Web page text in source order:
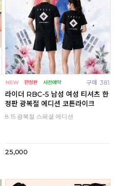
구매 381
라이더 RBC-5 남성 여성 티셔츠 한
정판 광복절 에디션 코튼라이크
8.15 광복절 스페셜 에디션
25,000